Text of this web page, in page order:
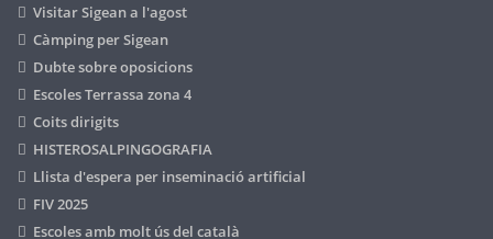
Visitar Sigean a l'agost
Càmping per Sigean
Dubte sobre oposicions
Escoles Terrassa zona 4
Coits dirigits
HISTEROSALPINGOGRAFIA
Llista d'espera per inseminació artificial
FIV 2025
Escoles amb molt ús del català